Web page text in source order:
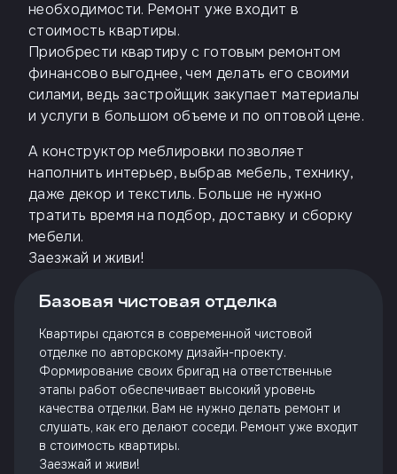
необходимости. Ремонт уже входит в
стоимость квартиры.
Приобрести квартиру с готовым ремонтом
финансово выгоднее, чем делать его своими
силами, ведь застройщик закупает материалы
и услуги в большом объеме и по оптовой цене.
А конструктор меблировки позволяет
наполнить интерьер, выбрав мебель, технику,
даже декор и текстиль. Больше не нужно
тратить время на подбор, доставку и сборку
мебели.
Заезжай и живи!
Базовая чистовая отделка
Квартиры сдаются в современной чистовой
отделке по авторскому дизайн-проекту.
Формирование своих бригад на ответственные
этапы работ обеспечивает высокий уровень
качества отделки. Вам не нужно делать ремонт и
слушать, как его делают соседи. Ремонт уже входит
в стоимость квартиры.
Заезжай и живи!